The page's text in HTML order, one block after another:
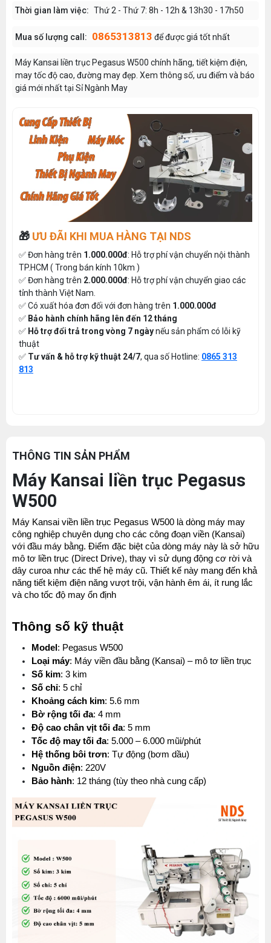
Thời gian làm việc: Thứ 2 - Thứ 7: 8h - 12h & 13h30 - 17h50
Mua số lượng call: 0865313813 để được giá tốt nhất
Máy Kansai liền trục Pegasus W500 chính hãng, tiết kiệm điện,
may tốc độ cao, đường may đẹp. Xem thông số, ưu điểm và báo
giá mới nhất tại Sỉ Ngành May
🎁 ƯU ĐÃI KHI MUA HÀNG TẠI NDS
✅ Đơn hàng trên 1.000.000đ: Hỗ trợ phí vận chuyển nội thành
TP.HCM ( Trong bán kính 10km )
✅ Đơn hàng trên 2.000.000đ: Hỗ trợ phí vận chuyển giao các
tỉnh thành Việt Nam.
✅ Có xuất hóa đơn đối với đơn hàng trên 1.000.000đ
✅ Bảo hành chính hãng lên đến 12 tháng
✅ Hỗ trợ đổi trả trong vòng 7 ngàynếu sản phẩm có lỗi kỹ
thuật
✅ Tư vấn & hỗ trợ kỹ thuật 24/7, qua số Hotline: 0865 313
813
THÔNG TIN SẢN PHẨM
Máy Kansai liền trục Pegasus
W500
Máy Kansai viền liền trục Pegasus W500 là dòng máy may
công nghiệp chuyên dụng cho các công đoạn viền (Kansai)
với đầu máy bằng. Điểm đặc biệt của dòng máy này là sở hữu
mô tơ liền trục (Direct Drive), thay vì sử dụng động cơ rời và
dây curoa như các thế hệ máy cũ. Thiết kế này mang đến khả
năng tiết kiệm điện năng vượt trội, vận hành êm ái, ít rung lắc
và cho tốc độ may ổn định
Thông số kỹ thuật
Model: Pegasus W500
Loại máy: Máy viền đầu bằng (Kansai) – mô tơ liền trục
Số kim: 3 kim
Số chỉ: 5 chỉ
Khoảng cách kim: 5.6 mm
Bờ rộng tối đa: 4 mm
Độ cao chân vịt tối đa: 5 mm
Tốc độ may tối đa: 5.000 – 6.000 mũi/phút
Hệ thống bôi trơn: Tự động (bơm dầu)
Nguồn điện: 220V
Bảo hành: 12 tháng (tùy theo nhà cung cấp)